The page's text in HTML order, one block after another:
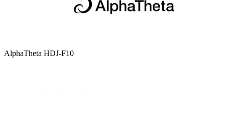
AlphaTheta HDJ-F10